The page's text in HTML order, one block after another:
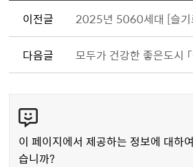
이전글
다음글
텐
츠
만
이 페이지에서 제공하는 정보에 대하
습니까?